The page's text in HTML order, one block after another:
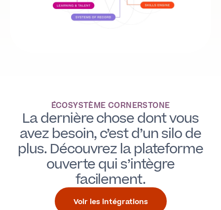
ÉCOSYSTÈME CORNERSTONE
La dernière chose dont vous
avez besoin, c’est d’un silo de
plus. Découvrez la plateforme
ouverte qui s’intègre
facilement.
Voir les intégrations